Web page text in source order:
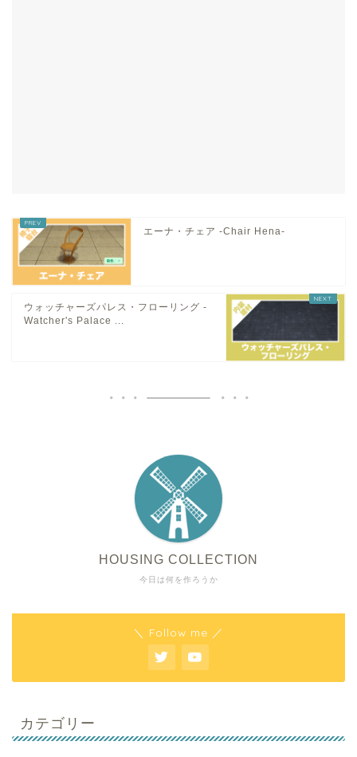
エーナ・チェア -Chair Hena-
ウォッチャーズパレス・フローリング -
Watcher's Palace ...
今日は何を作ろうか
HOUSING COLLECTION
＼ Follow me ／
カテゴリー